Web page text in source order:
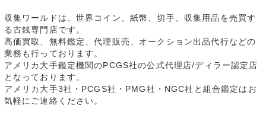
収集ワールドは、世界コイン、紙幣、切手、収集用品を売買す
る古銭専門店です。
高価買取、無料鑑定、代理販売、オークション出品代行などの
業務も行っております。
アメリカ大手鑑定機関のPCGS社の公式代理店/ディラー認定店
となっております。
アメリカ大手3社・PCGS社・PMG社・NGC社と組合鑑定はお
気軽にご連絡ください。